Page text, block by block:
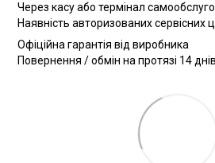
Через касу або термінал
Наявність авторизованих сервісних
Офіційна гарантія від виробника
Повернення / обмін на протязі 14